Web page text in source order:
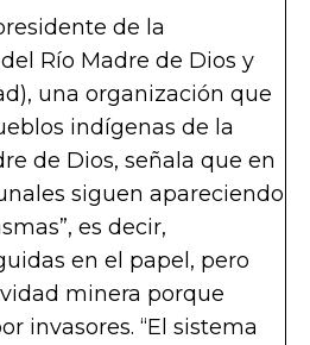
de la
Río Madre de Dios y
una organización que
indígenas de la
de Dios, señala que en
siguen apareciendo
es decir,
en el papel, pero
minera porque
invasores. “El sistema